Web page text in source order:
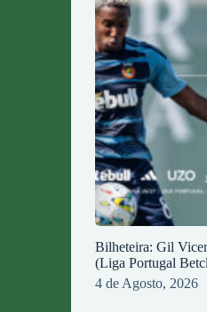
Bilheteira: Gil
(Liga Portugal
4 de Agosto, 2026